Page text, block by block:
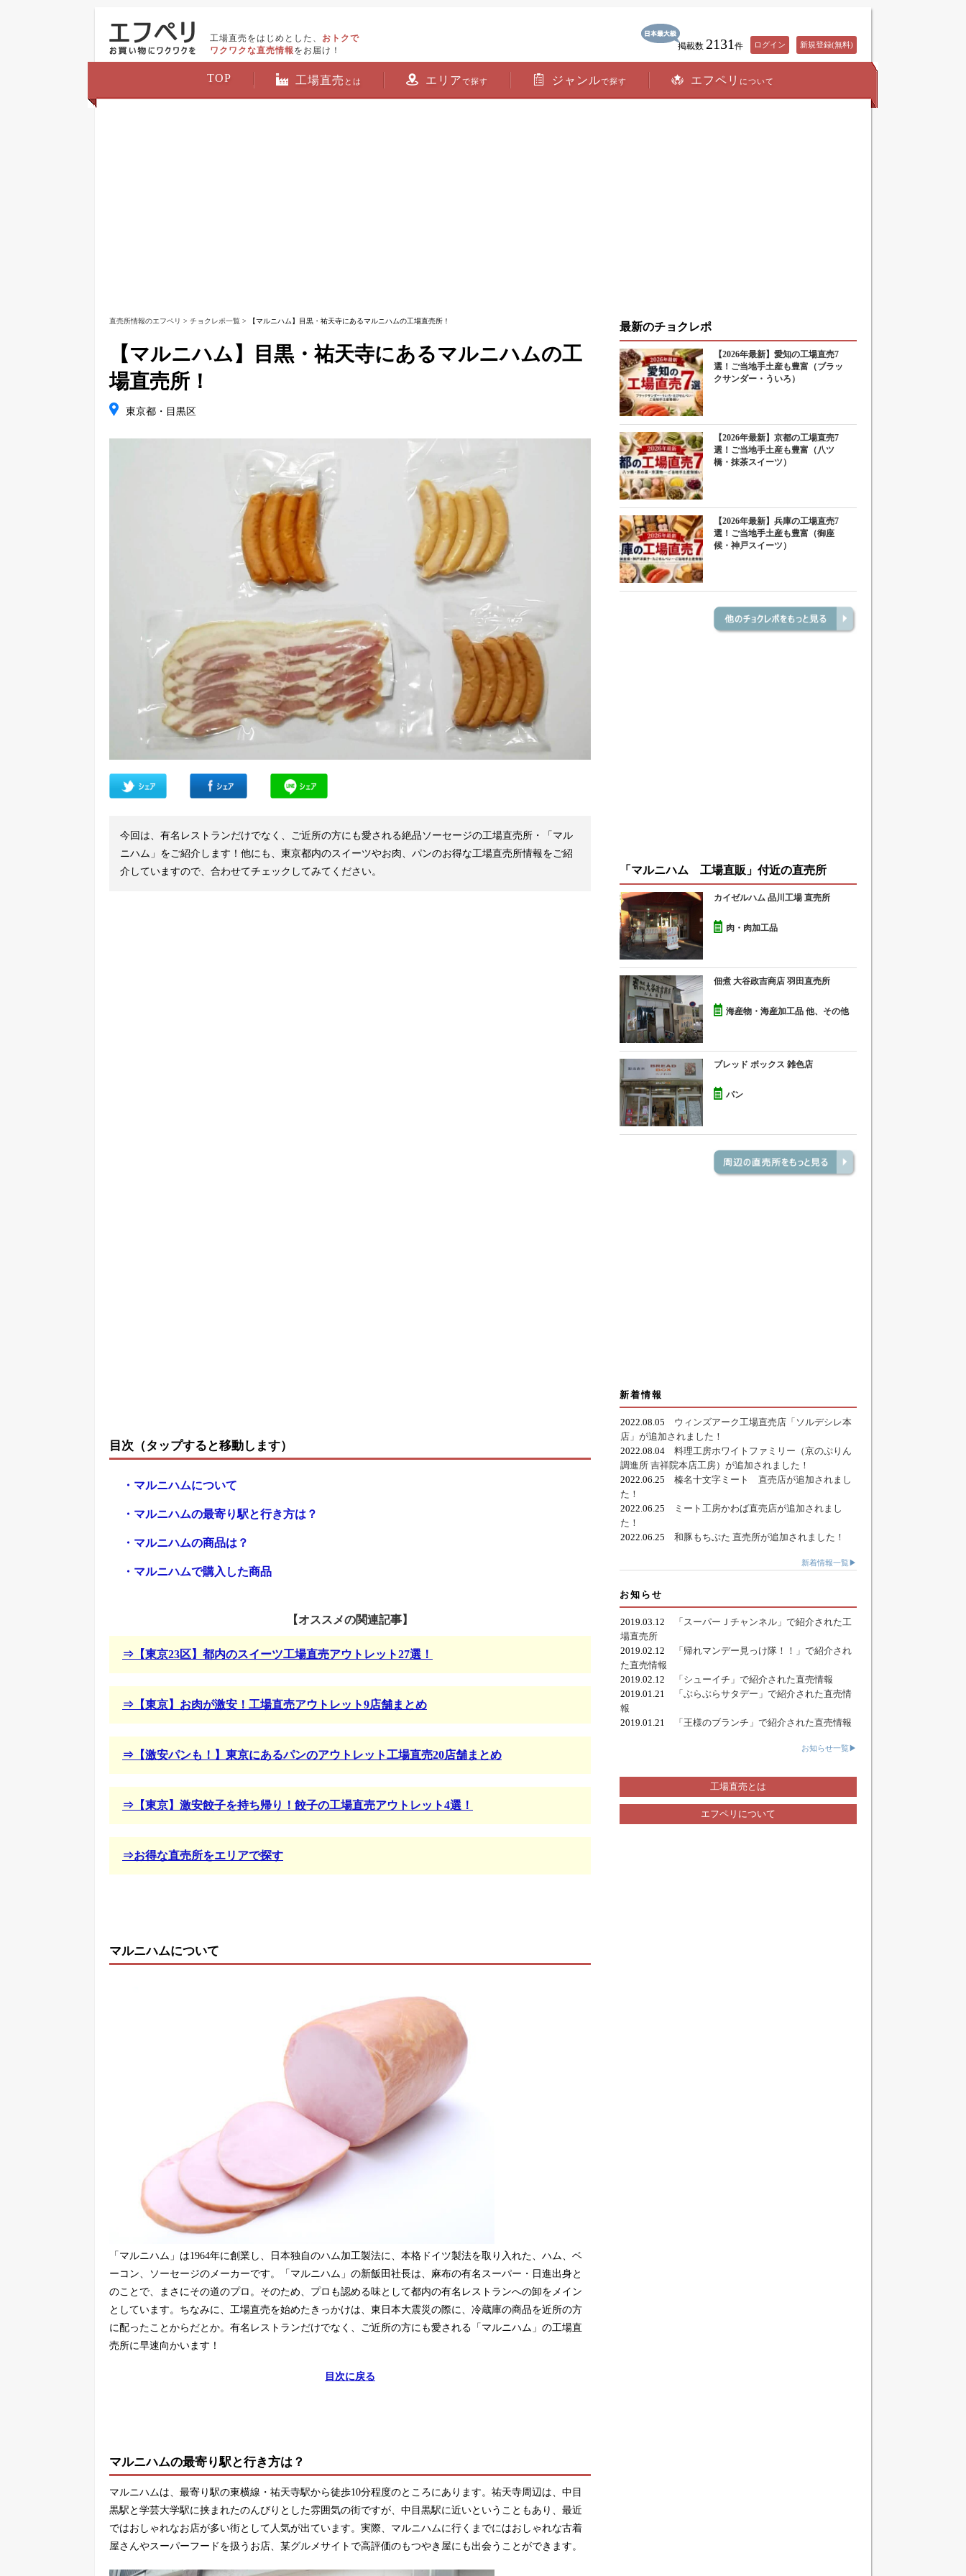
工場直売をはじめとした、 おトクで
ワクワクな直売情報 をお届け！ 掲載数 2131 件 ログイン 新規登録(無料)
TOP 工場直売 とは エリアで探す ジャンルで探す エフペリ について
直売所情報のエフペリ > チョクレポ一覧 > 【マルニハム】目黒・祐天寺にあるマルニハムの工場直売所！
【マルニハム】目黒・祐天寺にあるマルニハムの工
場直売所！
東京都・目黒区
今回は、有名レストランだけでなく、ご近所の方にも愛される絶品ソーセージの工場直売所・「マル
ニハム」をご紹介します！他にも、東京都内のスイーツやお肉、パンのお得な工場直売所情報をご紹
介していますので、合わせてチェックしてみてください。
目次（タップすると移動します）
・マルニハムについて
・マルニハムの最寄り駅と行き方は？
・マルニハムの商品は？
・マルニハムで購入した商品
【オススメの関連記事】
⇒【東京23区】都内のスイーツ工場直売アウトレット27選！
⇒【東京】お肉が激安！工場直売アウトレット9店舗まとめ
⇒【激安パンも！】東京にあるパンのアウトレット工場直売20店舗まとめ
⇒【東京】激安餃子を持ち帰り！餃子の工場直売アウトレット4選！
⇒お得な直売所をエリアで探す
マルニハムについて
「マルニハム」は1964年に創業し、日本独自のハム加工製法に、本格ドイツ製法を取り入れた、ハム、ベ
ーコン、ソーセージのメーカーです。「マルニハム」の新飯田社長は、麻布の有名スーパー・日進出身と
のことで、まさにその道のプロ。そのため、プロも認める味として都内の有名レストランへの卸をメイン
としています。ちなみに、工場直売を始めたきっかけは、東日本大震災の際に、冷蔵庫の商品を近所の方
に配ったことからだとか。有名レストランだけでなく、ご近所の方にも愛される「マルニハム」の工場直
売所に早速向かいます！
目次に戻る
マルニハムの最寄り駅と行き方は？
マルニハムは、最寄り駅の東横線・祐天寺駅から徒歩10分程度のところにあります。祐天寺周辺は、中目
黒駅と学芸大学駅に挟まれたのんびりとした雰囲気の街ですが、中目黒駅に近いということもあり、最近
ではおしゃれなお店が多い街として人気が出ています。実際、マルニハムに行くまでにはおしゃれな古着
屋さんやスーパーフードを扱うお店、某グルメサイトで高評価のもつやき屋にも出会うことができます。
最新のチョクレポ
【2026年最新】愛知の工場直売7
選！ご当地手土産も豊富（ブラッ
クサンダー・ういろ）
【2026年最新】京都の工場直売7
選！ご当地手土産も豊富（八ツ
橋・抹茶スイーツ）
【2026年最新】兵庫の工場直売7
選！ご当地手土産も豊富（御座
候・神戸スイーツ）
「マルニハム 工場直販」付近の直売所
カイゼルハム 品川工場 直売所
肉・肉加工品
佃煮 大谷政吉商店 羽田直売所
海産物・海産加工品 他、その他
ブレッド ボックス 雑色店
パン
新着情報
2022.08.05 ウィンズアーク工場直売店「ソルデシレ本
店」が追加されました！
2022.08.04 料理工房ホワイトファミリー（京のぷりん
調進所 吉祥院本店工房）が追加されました！
2022.06.25 榛名十文字ミート 直売店が追加されまし
た！
2022.06.25
ミート工房かわば直売店が追加されまし
た！
2022.06.25 和豚もちぶた 直売所が追加されました！
新着情報一覧▶
お知らせ
2019.03.12
「スーパーＪチャンネル」で紹介された工
場直売所
2019.02.12
「帰れマンデー見っけ隊！！」で紹介され
た直売情報
2019.02.12
「シューイチ」で紹介された直売情報
2019.01.21
「ぶらぶらサタデー」で紹介された直売情
報
2019.01.21
「王様のブランチ」で紹介された直売情報
お知らせ一覧▶
工場直売とは
エフペリについて